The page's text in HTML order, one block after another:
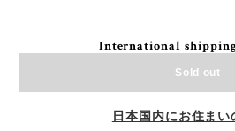
International
Sold out
日本国内にお住まい